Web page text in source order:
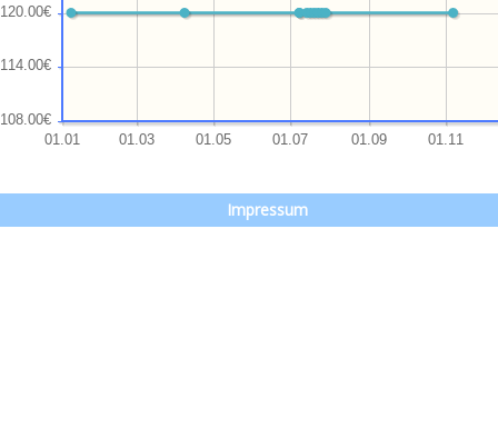
Impressum